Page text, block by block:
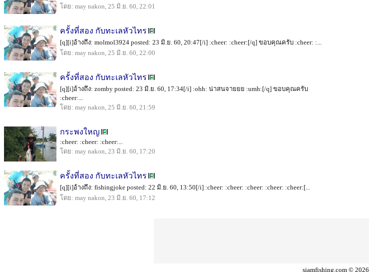
โดย: may nakon, 25 มิ.ย. 60, 22:01
ครั้งที่สอง กับทะเลหัวไทร
[q][i]อ้างถึง: molmol3924 posted: 23 มิ.ย. 60, 20:47[/i] :cheer: :cheer:[/q] ขอบคุณครับ :cheer: :...
โดย: may nakon, 25 มิ.ย. 60, 22:00
ครั้งที่สอง กับทะเลหัวไทร
[q][i]อ้างถึง: zomby posted: 23 มิ.ย. 60, 17:34[/i] :ohh: น่าสนจายยย :umh:[/q] ขอบคุณครับ
:cheer:...
โดย: may nakon, 25 มิ.ย. 60, 21:59
กระพงใหญ
:cheer: :cheer: :cheer:...
โดย: may nakon, 23 มิ.ย. 60, 17:20
ครั้งที่สอง กับทะเลหัวไทร
[q][i]อ้างถึง: fishingjoke posted: 22 มิ.ย. 60, 13:50[/i] :cheer: :cheer: :cheer: :cheer: :cheer:[...
โดย: may nakon, 23 มิ.ย. 60, 17:12
siamfishing.com © 2026